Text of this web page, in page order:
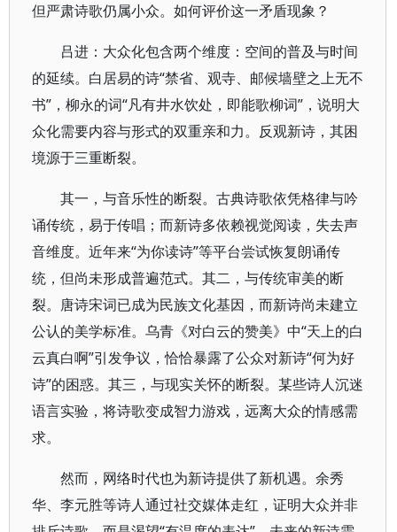
但严肃诗歌仍属小众。如何评价这一矛盾现象？
吕进：大众化包含两个维度：空间的普及与时间
的延续。白居易的诗“禁省、观寺、邮候墙壁之上无不
书”，柳永的词“凡有井水饮处，即能歌柳词”，说明大
众化需要内容与形式的双重亲和力。反观新诗，其困
境源于三重断裂。
其一，与音乐性的断裂。古典诗歌依凭格律与吟
诵传统，易于传唱；而新诗多依赖视觉阅读，失去声
音维度。近年来“为你读诗”等平台尝试恢复朗诵传
统，但尚未形成普遍范式。其二，与传统审美的断
裂。唐诗宋词已成为民族文化基因，而新诗尚未建立
公认的美学标准。乌青《对白云的赞美》中“天上的白
云真白啊”引发争议，恰恰暴露了公众对新诗“何为好
诗”的困惑。其三，与现实关怀的断裂。某些诗人沉迷
语言实验，将诗歌变成智力游戏，远离大众的情感需
求。
然而，网络时代也为新诗提供了新机遇。余秀
华、李元胜等诗人通过社交媒体走红，证明大众并非